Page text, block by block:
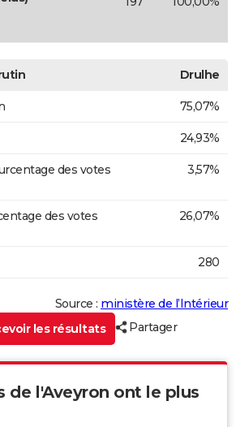
Drulhe
75,07%
24,93%
des votes
3,57%
des votes
26,07%
280
Source : ministère de l’Intérieur
les résultats
Partager
de l'Aveyron ont le plus